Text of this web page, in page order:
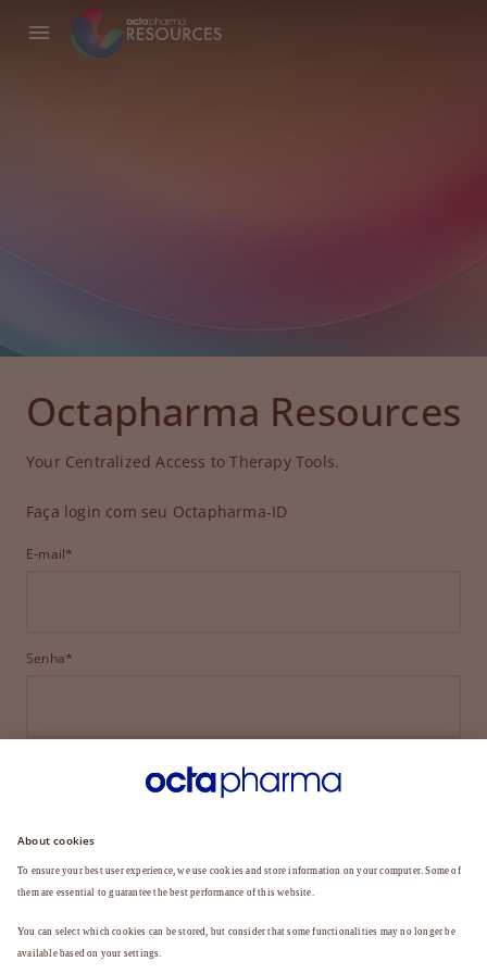
Octapharma Resources
Your Centralized Access to Therapy Tools.
Faça login com seu Octapharma-ID
E-mail*
Senha*
ENTRAR
ESQUECEU SUA SENHA?
Ainda não é membro?